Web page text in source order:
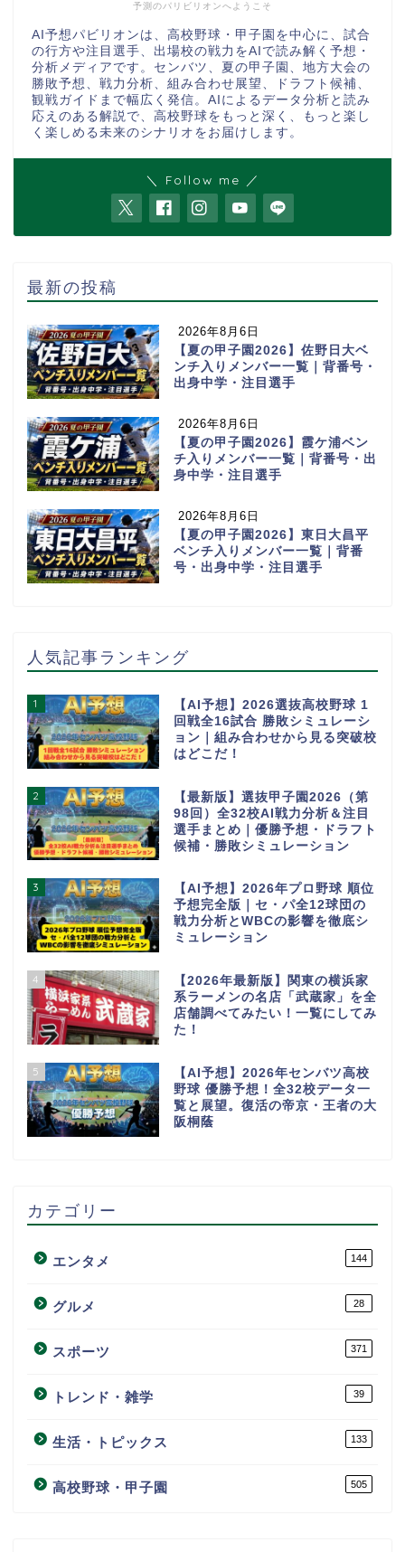
予測のパリビリオンへようこそ
AI予想パビリオンは、高校野球・甲子園を中心に、試合
の行方や注目選手、出場校の戦力をAIで読み解く予想・
分析メディアです。センバツ、夏の甲子園、地方大会の
勝敗予想、戦力分析、組み合わせ展望、ドラフト候補、
観戦ガイドまで幅広く発信。AIによるデータ分析と読み
応えのある解説で、高校野球をもっと深く、もっと楽し
く楽しめる未来のシナリオをお届けします。
＼ Follow me ／
最新の投稿
2026年8月6日
【夏の甲子園2026】佐野日大ベ
ンチ入りメンバー一覧｜背番号・
出身中学・注目選手
2026年8月6日
【夏の甲子園2026】霞ケ浦ベン
チ入りメンバー一覧｜背番号・出
身中学・注目選手
2026年8月6日
【夏の甲子園2026】東日大昌平
ベンチ入りメンバー一覧｜背番
号・出身中学・注目選手
人気記事ランキング
1
【AI予想】2026選抜高校野球 1
回戦全16試合 勝敗シミュレーシ
ョン｜組み合わせから見る突破校
はどこだ！
2
【最新版】選抜甲子園2026（第
98回）全32校AI戦力分析＆注目
選手まとめ｜優勝予想・ドラフト
候補・勝敗シミュレーション
3
【AI予想】2026年プロ野球 順位
予想完全版｜セ・パ全12球団の
戦力分析とWBCの影響を徹底シ
ミュレーション
4
【2026年最新版】関東の横浜家
系ラーメンの名店「武蔵家」を全
店舗調べてみたい！一覧にしてみ
た！
5
【AI予想】2026年センバツ高校
野球 優勝予想！全32校データ一
覧と展望。復活の帝京・王者の大
阪桐蔭
カテゴリー
エンタメ 144
グルメ 28
スポーツ 371
トレンド・雑学 39
生活・トピックス 133
高校野球・甲子園 505